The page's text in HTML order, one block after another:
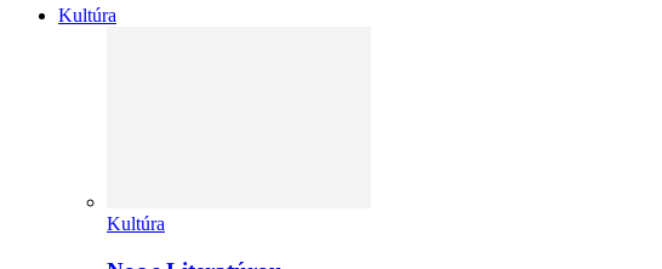
Kultúra
Kultúra